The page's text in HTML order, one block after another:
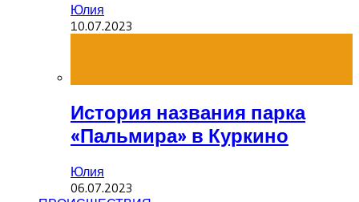
Юлия
10.07.2023
История названия парка
«Пальмира» в Куркино
Юлия
06.07.2023